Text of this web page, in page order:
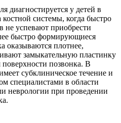
диагностируется у детей в
системы, когда быстро
не успевают приобрести
быстро формирующиеся
оказываются плотнее,
замыкательную пластинку
позвонка. В
субклиническое течение и
специалистами в области
неврологии при проведении